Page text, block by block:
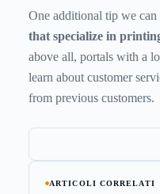
One additional tip we
that specialize in
above all, portals with a
learn about customer
from previous customers.
ARTICOLI CORRELATI